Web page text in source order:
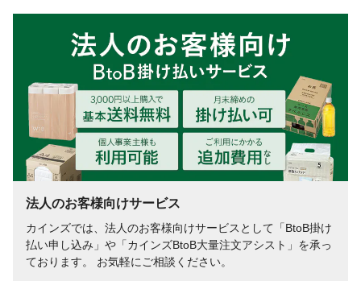
法人のお客様向けサービス
カインズでは、法人のお客様向けサービスとして「BtoB掛け
払い申し込み」や「カインズBtoB大量注文アシスト」を承っ
ております。 お気軽にご相談ください。